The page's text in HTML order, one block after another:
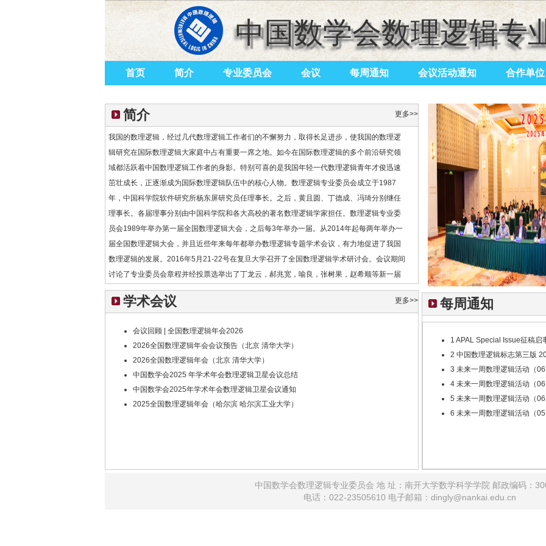
中国数学会数理逻辑专
首页 简介 专业委员会 会议 每周通知 会议活动通知 合作单位
简介 更多>>
我国的数理逻辑，经过几代数理逻辑工作者们的不懈努力，取得长足进步，使我国的数理逻
辑研究在国际数理逻辑大家庭中占有重要一席之地。如今在国际数理逻辑的多个前沿研究领
域都活跃着中国数理逻辑工作者的身影。特别可喜的是我国年轻一代数理逻辑青年才俊迅速
茁壮成长，正逐渐成为国际数理逻辑队伍中的核心人物。数理逻辑专业委员会成立于1987
年，中国科学院软件研究所杨东屏研究员任理事长。之后，黄且圆、丁德成、冯琦分别继任
理事长。各届理事分别由中国科学院和各大高校的著名数理逻辑学家担任。数理逻辑专业委
员会1989年举办第一届全国数理逻辑大会，之后每3年举办一届。从2014年起每两年举办一
届全国数理逻辑大会，并且近些年来每年都举办数理逻辑专题学术会议，有力地促进了我国
数理逻辑的发展。2016年5月21-22号在复旦大学召开了全国数理逻辑学术研讨会。会议期间
讨论了专业委员会章程并经投票选举出了丁龙云，郝兆宽，喻良，张树果，赵希顺等新一届
数理逻辑专业委员会常务委员，之后经常务委员会讨论确定了新一届数理逻辑专业委员会的
委员名单。在这次大会上参会代表们一致表示应申请设立中国数学会领导之下的“中国数学会
学术会议 更多>>
会议回顾 | 全国数理逻辑年会2026
2026全国数理逻辑年会会议预告（北京 清华大学）
2026全国数理逻辑年会（北京 清华大学）
中国数学会2025 年学术年会数理逻辑卫星会议总结
中国数学会2025年学术年会数理逻辑卫星会议通知
2025全国数理逻辑年会（哈尔滨 哈尔滨工业大学）
每周通知
1 APAL Special Issue征稿启
2 中国数理逻辑标志第三版
3 未来一周数理逻辑活动（
4 未来一周数理逻辑活动（
5 未来一周数理逻辑活动（
6 未来一周数理逻辑活动（
中国数学会数理逻辑专业委员会 地 址：南开大学数学科学学院 邮政编码：
电话：022-23505610 电子邮箱：dingly@nankai.edu.cn